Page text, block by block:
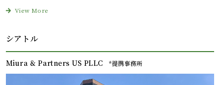
View More
シアトル
Miura & Partners US PLLC *提携事務所